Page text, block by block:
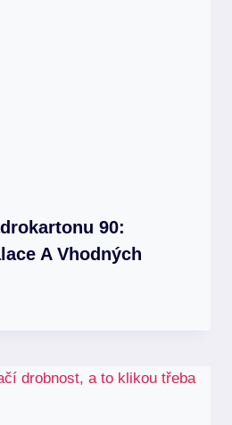
90:
A Vhodných